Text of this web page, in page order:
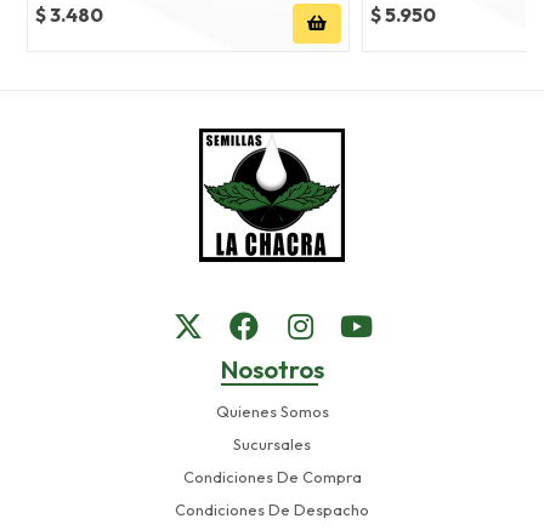
$ 3.480 $ 5.950
Nosotros
Quienes Somos
Sucursales
Condiciones De Compra
Condiciones De Despacho